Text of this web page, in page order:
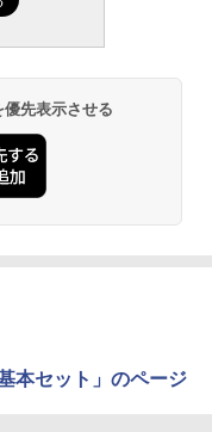
ォーズ マンダロリア
脂&PVC製 組み立て式
バンダイ スピリッツ)
バンダイ スピリッツ)
No.14 20式 5.56mm
MARUI) No.21 H&K
エアーHOPハンドガン
ールシリーズ No.123
(ゲートカット用) プラ
ント(角びん) 40ml 模
先表示させる
本セット」のページ